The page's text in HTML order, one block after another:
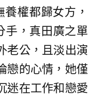
權都歸女方，
手，真田廣之單
老公，且淡出演
戀的心情，她僅
迷在工作和戀愛